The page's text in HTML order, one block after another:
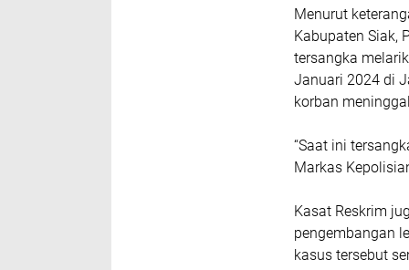
Menurut
Kabupaten Siak,
tersangka
Januari 2024 di
korban
“Saat ini
Markas
Kasat Reskrim
pengembangan
kasus tersebut